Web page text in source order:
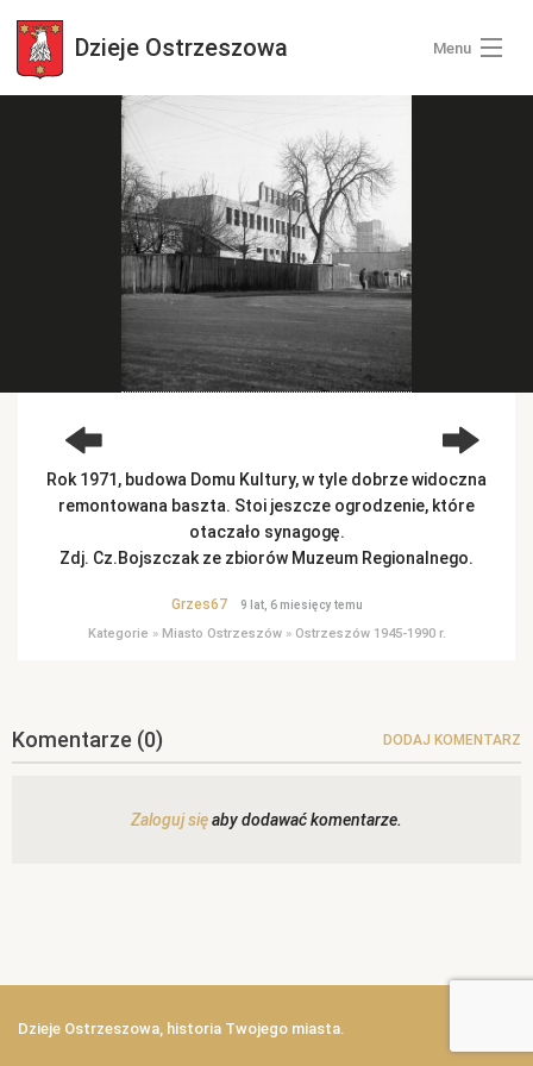
Dzieje Ostrzeszowa Menu
Wszystkie zdjęcia
Kategorie zdjęć
Rok 1971, budowa Domu Kultury, w tyle dobrze widoczna
remontowana baszta. Stoi jeszcze ogrodzenie, które
otaczało synagogę.
Zdj. Cz.Bojszczak ze zbiorów Muzeum Regionalnego.
Grzes67 9 lat, 6 miesięcy temu
Kategorie » Miasto Ostrzeszów» Ostrzeszów 1945-1990 r.
Komentarze (0) DODAJ KOMENTARZ
Zaloguj sięaby dodawać komentarze.
Dzieje Ostrzeszowa, historia Twojego miasta.